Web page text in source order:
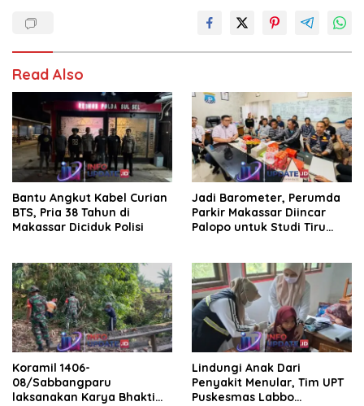
Read Also
Bantu Angkut Kabel Curian
BTS, Pria 38 Tahun di
Makassar Diciduk Polisi
Jadi Barometer, Perumda
Parkir Makassar Diincar
Palopo untuk Studi Tiru
Koramil 1406-
08/Sabbangparu
laksanakan Karya Bhakti
Lindungi Anak Dari
Penyakit Menular, Tim UPT
Puskesmas Labbo